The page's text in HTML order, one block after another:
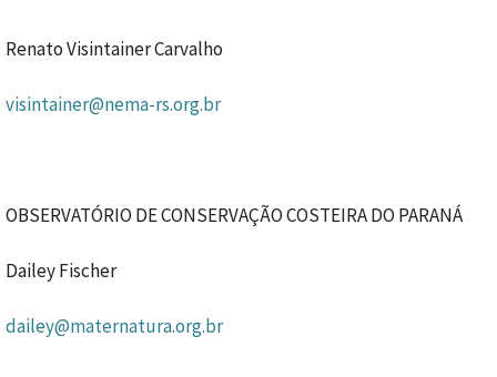
Renato Visintainer Carvalho
visintainer@nema-rs.org.br
OBSERVATÓRIO DE CONSERVAÇÃO COSTEIRA DO PARANÁ
Dailey Fischer
dailey@maternatura.org.br